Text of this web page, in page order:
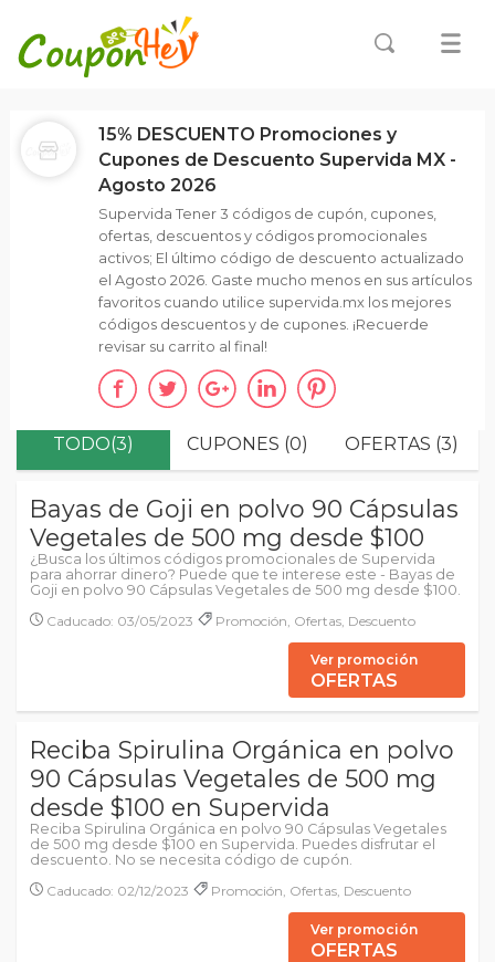
TODO(3) CUPONES (0) OFERTAS (3)
Bayas de Goji en polvo 90 Cápsulas
Vegetales de 500 mg desde $100
¿Busca los últimos códigos promocionales de Supervida
para ahorrar dinero? Puede que te interese este - Bayas de
Goji en polvo 90 Cápsulas Vegetales de 500 mg desde $100.
Caducado: 03/05/2023
Promoción, Ofertas, Descuento
Ver promoción
OFERTAS
Reciba Spirulina Orgánica en polvo
90 Cápsulas Vegetales de 500 mg
desde $100 en Supervida
Reciba Spirulina Orgánica en polvo 90 Cápsulas Vegetales
de 500 mg desde $100 en Supervida. Puedes disfrutar el
descuento. No se necesita código de cupón.
Caducado: 02/12/2023
Promoción, Ofertas, Descuento
Ver promoción
OFERTAS
15% DESCUENTO Promociones y
Cupones de Descuento Supervida MX -
Agosto 2026
Supervida Tener 3 códigos de cupón, cupones,
ofertas, descuentos y códigos promocionales
activos; El último código de descuento actualizado
el Agosto 2026. Gaste mucho menos en sus artículos
favoritos cuando utilice supervida.mx los mejores
códigos descuentos y de cupones. ¡Recuerde
revisar su carrito al final!